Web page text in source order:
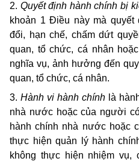
2. Quyết định hành chính bị
khoản 1 Điều này mà quyết
đổi, hạn chế, chấm dứt
quan, tổ chức, cá nhân
nghĩa vụ, ảnh hưởng đến
quan, tổ chức, cá nhân.
3. Hành vi hành chính là
nhà nước hoặc của người
hành chính nhà nước hoặc
thực hiện quản lý hành
không thực hiện nhiệm vụ,